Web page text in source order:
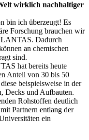
wirklich nachhaltiger
bin ich überzeugt! Es
Forschung brauchen wir
Dadurch
an chemischen
sind.
hat bereits heute
Anteil von 30 bis 50
beispielsweise in der
Decks und Aufbauten.
Rohstoffen deutlich
Partnern entlang der
ein